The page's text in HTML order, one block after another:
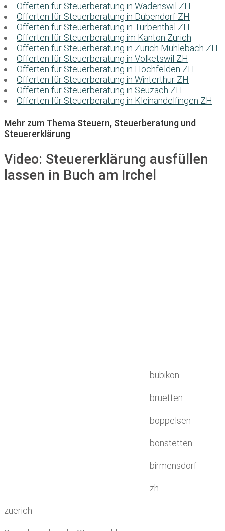
Offerten für Steuerberatung in Wädenswil ZH
Offerten für Steuerberatung in Dübendorf ZH
Offerten für Steuerberatung in Turbenthal ZH
Offerten für Steuerberatung im Kanton Zürich
Offerten für Steuerberatung in Zürich Mühlebach ZH
Offerten für Steuerberatung in Volketswil ZH
Offerten für Steuerberatung in Hochfelden ZH
Offerten für Steuerberatung in Winterthur ZH
Offerten für Steuerberatung in Seuzach ZH
Offerten für Steuerberatung in Kleinandelfingen ZH
Mehr zum Thema Steuern, Steuerberatung und
Steuererklärung
Video: Steuererklärung ausfüllen
lassen in Buch am Irchel
bubikon
bruetten
boppelsen
bonstetten
birmensdorf
zh
zuerich